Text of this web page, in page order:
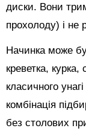
диски. Вони
прохолоду) і не
Начинка може
креветка,
класичного
комбінація
без столових